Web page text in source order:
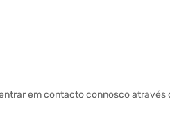
em contacto connosco através